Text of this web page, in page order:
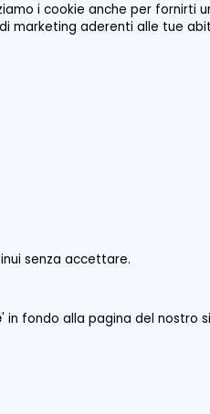
i cookie anche per fornirti
marketing aderenti alle tue
senza accettare.
' in fondo alla pagina del nostro
Subequo (AQ)